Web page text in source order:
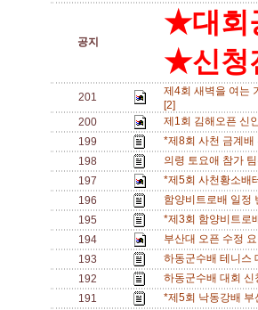
공지
★대회
★신청
201
제4회 새벽을 여는
[2]
200
제1회 김해오픈 신
199
*제8회 사천 금계
198
의령 토요애 참가
197
*제5회 사천황소배
196
함양비트로배 일정
195
*제3회 함양비트로
194
부산대 오픈 수정
193
하동군수배 테니스
192
하동군수배 대회
191
*제5회 낙동강배